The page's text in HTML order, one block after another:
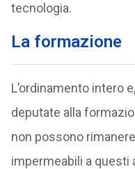
tecnologia.
La formazione
L’ordinamento intero
deputate alla
non possono
impermeabili a questi